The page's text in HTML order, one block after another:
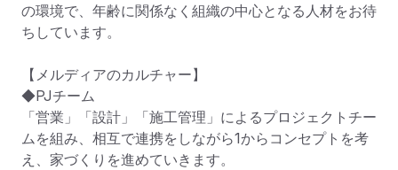
の環境で、年齢に関係なく組織の中心となる人材をお待
ちしています。
【メルディアのカルチャー】
◆PJチーム
「営業」「設計」「施工管理」によるプロジェクトチー
ムを組み、相互で連携をしながら1からコンセプトを考
え、家づくりを進めていきます。